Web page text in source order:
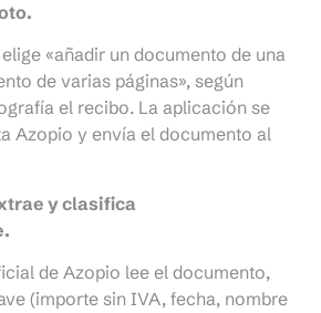
«añadir un documento de una
de varias páginas», según
el recibo. La aplicación se
Azopio y envía el documento al
y clasifica
de Azopio lee el documento,
(importe sin IVA, fecha, nombre